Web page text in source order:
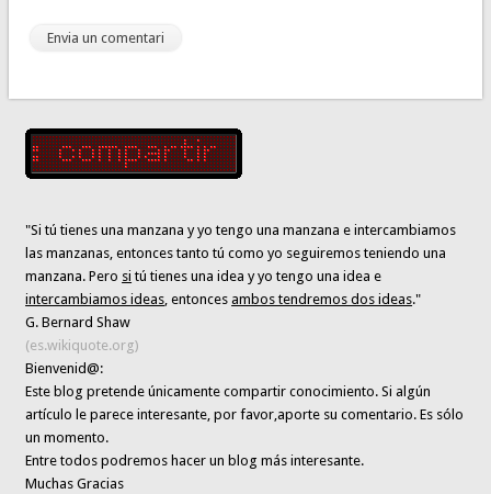
"Si tú tienes una manzana y yo tengo una manzana e intercambiamos
las manzanas, entonces tanto tú como yo seguiremos teniendo una
manzana. Pero si tú tienes una idea y yo tengo una idea e
intercambiamos ideas, entoncesambos tendremos dos ideas."
G. Bernard Shaw
(es.wikiquote.org)
Bienvenid@:
Este blog pretende únicamentecompartir conocimiento. Si algún
artículo le parece interesante,por favor,aporte su comentario. Es sólo
un momento.
Entre todos podremos hacer un blog más interesante.
Muchas Gracias